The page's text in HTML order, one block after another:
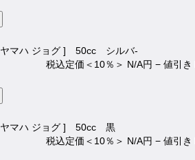
ヤマハ ジョグ ] 50cc シルバ-
税込定価＜10％＞ N/A円 − 値引
ヤマハ ジョグ ] 50cc 黒
税込定価＜10％＞ N/A円 − 値引